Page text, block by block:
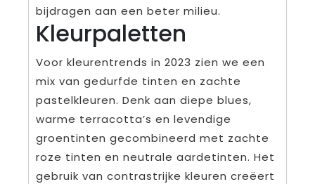
bijdragen aan een beter milieu.
Kleurpaletten
Voor kleurentrends in 2023 zien we een
mix van gedurfde tinten en zachte
pastelkleuren. Denk aan diepe blues,
warme terracotta’s en levendige
groentinten gecombineerd met zachte
roze tinten en neutrale aardetinten. Het
gebruik van contrastrijke kleuren creëert